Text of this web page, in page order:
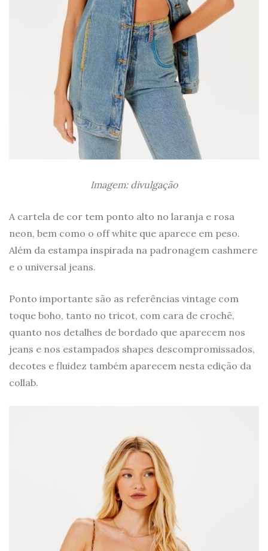
Imagem: divulgação
A cartela de cor tem ponto alto no laranja e rosa
neon, bem como o off white que aparece em peso.
Além da estampa inspirada na padronagem cashmere
e o universal jeans.
Ponto importante são as referências vintage com
toque boho, tanto no tricot, com cara de crochê,
quanto nos detalhes de bordado que aparecem nos
jeans e nos estampados shapes descompromissados,
decotes e fluidez também aparecem nesta edição da
collab.